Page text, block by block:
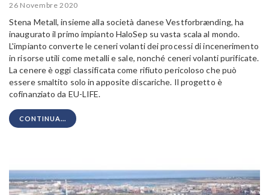
26 Novembre 2020
Stena Metall, insieme alla società danese Vestforbrænding, ha
inaugurato il primo impianto HaloSep su vasta scala al mondo.
L'impianto converte le ceneri volanti dei processi di incenerimento
in risorse utili come metalli e sale, nonché ceneri volanti purificate.
La cenere è oggi classificata come rifiuto pericoloso che può
essere smaltito solo in apposite discariche. Il progetto è
cofinanziato da EU-LIFE.
CONTINUA...